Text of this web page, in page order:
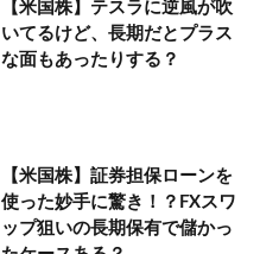
【米国株】テスラに逆風が吹
いてるけど、長期だとプラス
な面もあったりする？
【米国株】証券担保ローンを
使った妙手に驚き！？FXスワ
ップ狙いの長期保有で儲かっ